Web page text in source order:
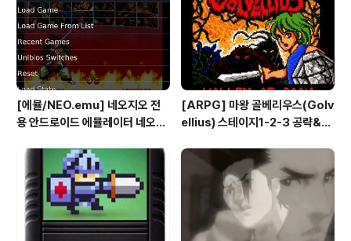
계산이 필요하다 깜찍하면서도 끔찍한 카튠그래픽! 쉬운
조작성과 게임성 총 32개의 스테이지에 도전! 세이브 지원
13개의 목표달성 ..
[에뮬/NEO.emu] 네오지오 전
용 안드로이드 에뮬레이터 네오지
폰 테이크HD Android Emul G
ame)
[ARPG] 마왕 골베리우스(Golv
ellius) 스테이지1-2-3 공략&맵